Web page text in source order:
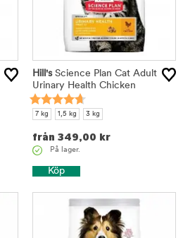
Hill'sScience Plan Cat Adult
Urinary Health Chicken
7 kg 1,5 kg 3 kg
från 349,00 kr
På lager.
Köp